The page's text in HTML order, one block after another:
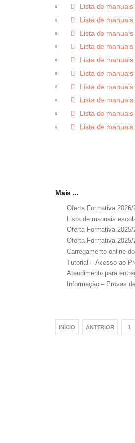
p
d
Lista de manuais
p
d
Lista de manuais
p
d
Lista de manuais
p
d
Lista de manuais
p
d
Lista de
p
d
Lista de manuais
p
d
Lista de manuais
p
d
Lista de manuais
p
d
Lista de manuais
pLista de manuais
Mais ...
Oferta Formativa
Lista de manuais
Oferta Formativa
Oferta Formativa
Carregamento online
Tutorial – Acesso ao
Atendimento para
Informação – Provas
INÍCIO ANTERIOR 1